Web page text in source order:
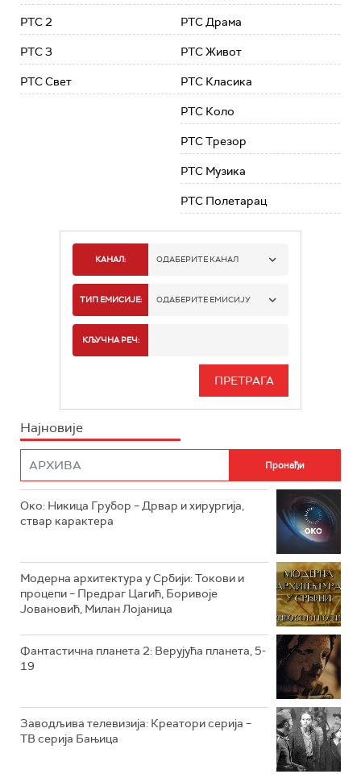
РТС 2
РТС 3
РТС Свет
РТС Драма
РТС Живот
РТС Класика
РТС Коло
РТС Трезор
РТС Музика
РТС Полетарац
КАНАЛ: ОДАБЕРИТЕ КАНАЛ
РТС 1
РТС 3
РТС ЖИВОТ
РТС КОЛО
ТИП ЕМИСИЈЕ: ОДАБЕРИТЕ ЕМИСИЈУ
ИНФО
КЉУЧНА РЕЧ:
Најновије
Око: Никица Грубор – Дрвар и хирургија,
ствар карактера
Модерна архитектура у Србији: Токови и
процепи – Предраг Цагић, Боривоје
Јовановић, Милан Лојаница
Фантастична планета 2: Верујућа планета, 5-
19
Заводљива телевизија: Креатори серија –
ТВ серија Бањица